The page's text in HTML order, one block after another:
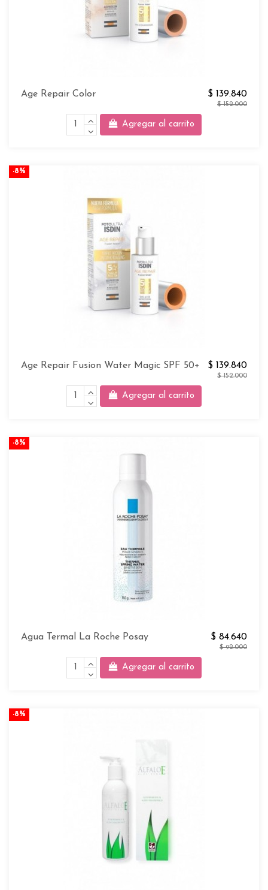
Age Repair Color $ 139.840
$ 152.000
Agregar al carrito
-8%
Age Repair Fusion Water Magic SPF 50+ $ 139.840
$ 152.000
Agregar al carrito
-8%
Agua Termal La Roche Posay $ 84.640
$ 92.000
Agregar al carrito
-8%